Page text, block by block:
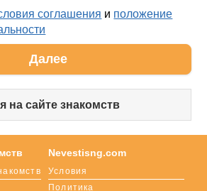
соглашения и положение
Далее
на сайте знакомств
to
expand
Nevestisng.com
Условия
Политика